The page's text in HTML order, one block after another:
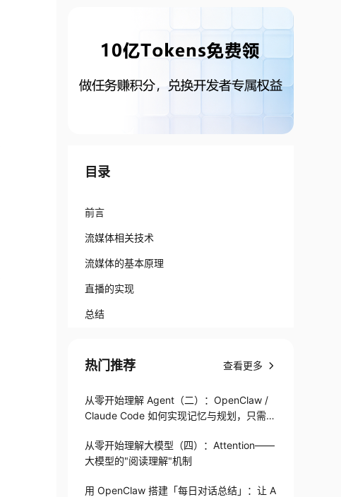
目录
前言
流媒体相关技术
流媒体的基本原理
直播的实现
总结
热门推荐 查看更多
从零开始理解 Agent（二）：OpenClaw /
Claude Code 如何实现记忆与规划，只需1
从零开始理解大模型（四）：Attention——
大模型的"阅读理解"机制
用 OpenClaw 搭建「每日对话总结」：让 A